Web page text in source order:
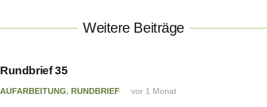
Weitere Beiträge
Rundbrief 35
AUFARBEITUNG, RUNDBRIEF vor 1 Monat